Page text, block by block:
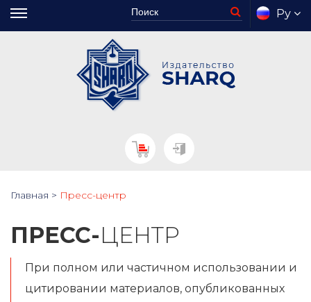
Ру
Главная > Пресс-центр
ПРЕСС-ЦЕНТР
При полном или частичном использовании и
цитировании материалов, опубликованных